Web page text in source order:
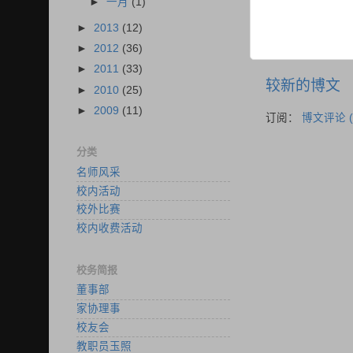
较新的博文
订阅： 博文评论
► 2013 (12)
► 2012 (36)
► 2011 (33)
► 2010 (25)
► 2009 (11)
分类
名师风采
校内活动
校外比赛
校内收费活动
校务简报
董事部
家协理事
校友会
教职员玉照